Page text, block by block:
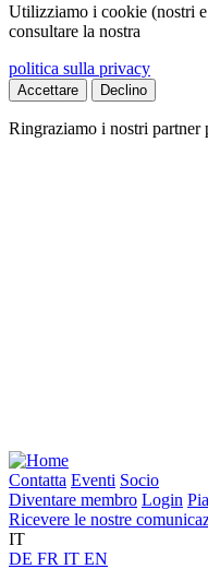
Utilizziamo i cookie (nostri
consultare la nostra
politica sulla privacy
Accettare Declino
Ringraziamo i nostri partner
Contatta Eventi Socio
Diventare membro Login
Ricevere le nostre
IT
DE FR IT EN